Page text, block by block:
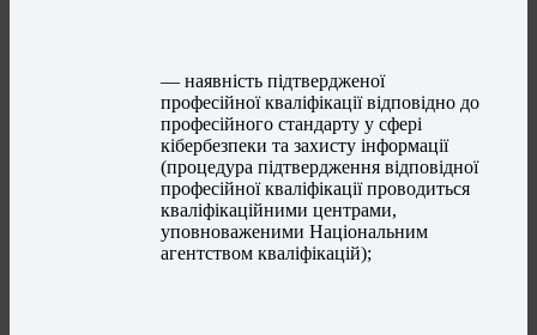
— наявність підтвердженої
професійної кваліфікації відповідно до
професійного стандарту у сфері
кібербезпеки та захисту інформації
(процедура підтвердження відповідної
професійної кваліфікації проводиться
кваліфікаційними центрами,
уповноваженими Національним
агентством кваліфікацій);